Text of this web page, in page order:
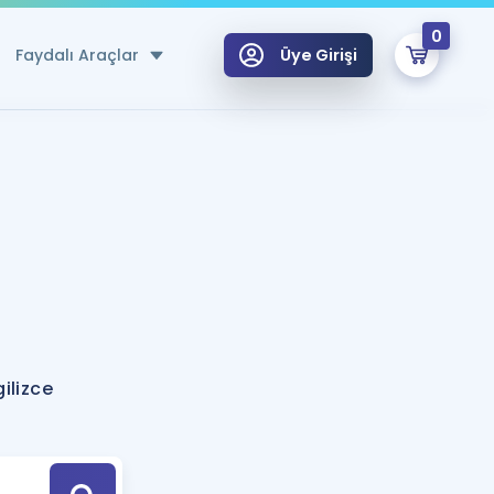
Faydalı Araçlar
Hesaplama Aracı
için Öneriler
Tek Takvimde
Üye Girişi
0